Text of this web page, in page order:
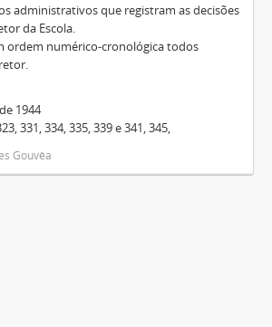
administrativos que registram as decisões
da Escola.
ordem numérico-cronológica todos
1944
331, 334, 335, 339 e 341, 345,
Gouvêa